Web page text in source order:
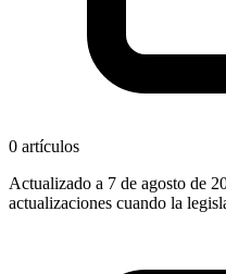
0 artículos
Actualizado a 7 de agosto de
actualizaciones cuando la